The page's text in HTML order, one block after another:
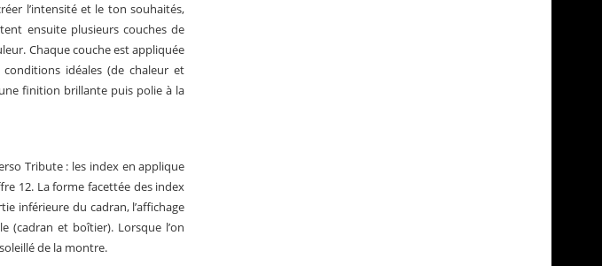
l’intensité et le ton souhaités,
ensuite plusieurs couches de
Chaque couche est appliquée
idéales (de chaleur et
finition brillante puis polie à la
Tribute : les index en applique
12. La forme facettée des index
inférieure du cadran, l’affichage
(cadran et boîtier). Lorsque l’on
de la montre.